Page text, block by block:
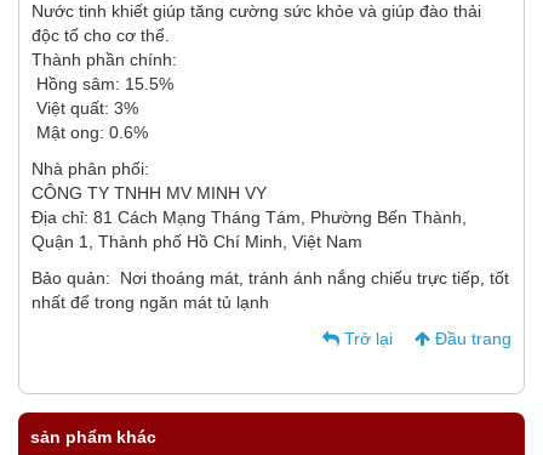
Nước tinh khiết giúp tăng cường sức khỏe và giúp đào thải
độc tố cho cơ thể.
Thành phần chính:
Hồng sâm: 15.5%
Việt quất: 3%
Mật ong: 0.6%
Nhà phân phối:
CÔNG TY TNHH MV MINH VY
Địa chỉ: 81 Cách Mạng Tháng Tám, Phường Bến Thành,
Quận 1, Thành phố Hồ Chí Minh, Việt Nam
Bảo quản: Nơi thoáng mát, tránh ánh nắng chiếu trực tiếp, tốt
nhất để trong ngăn mát tủ lạnh
Trở lại
Đầu trang
sản phẩm khác